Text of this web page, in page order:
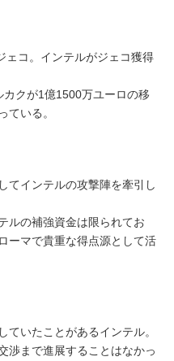
コ。インテルがジェコ獲得
クが1億1500万ユーロの移
ている。
てインテルの攻撃陣を牽引し
ルの補強資金は限られてお
ーマで貴重な得点源として活
いたことがあるインテル。
渉まで進展することはなかっ